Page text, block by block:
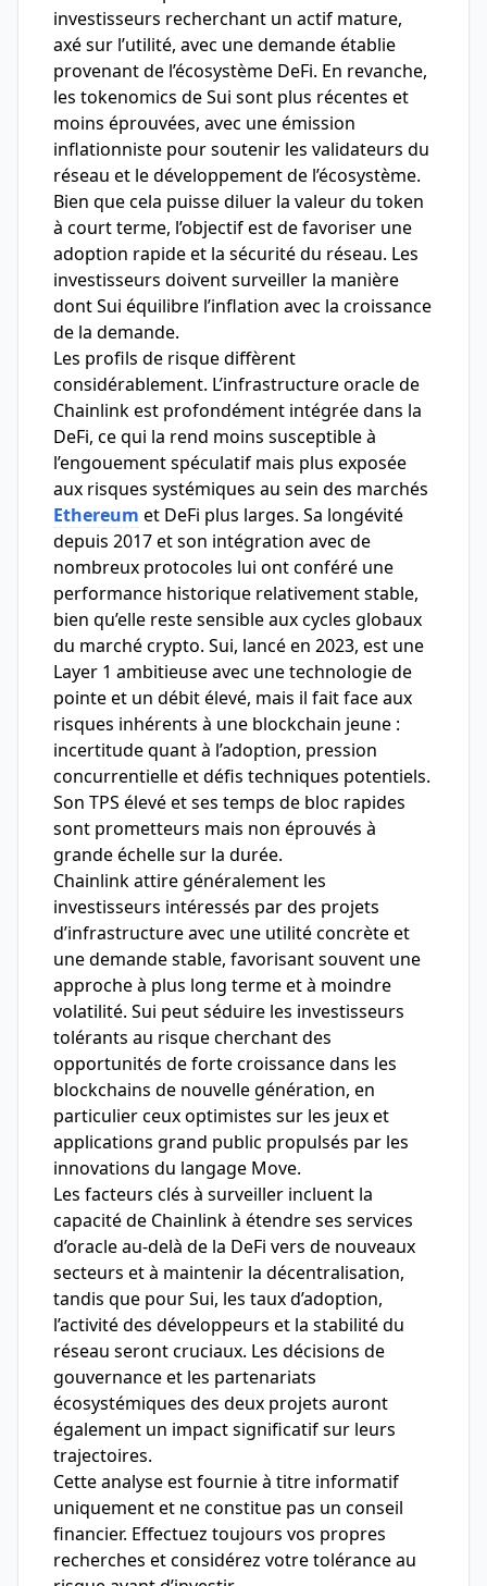
investisseurs recherchant un actif mature,
axé sur l’utilité, avec une demande établie
provenant de l’écosystème DeFi. En revanche,
les tokenomics de Sui sont plus récentes et
moins éprouvées, avec une émission
inflationniste pour soutenir les validateurs du
réseau et le développement de l’écosystème.
Bien que cela puisse diluer la valeur du token
à court terme, l’objectif est de favoriser une
adoption rapide et la sécurité du réseau. Les
investisseurs doivent surveiller la manière
dont Sui équilibre l’inflation avec la croissance
de la demande.
Les profils de risque diffèrent
considérablement. L’infrastructure oracle de
Chainlink est profondément intégrée dans la
DeFi, ce qui la rend moins susceptible à
l’engouement spéculatif mais plus exposée
aux risques systémiques au sein des marchés
Ethereum et DeFi plus larges. Sa longévité
depuis 2017 et son intégration avec de
nombreux protocoles lui ont conféré une
performance historique relativement stable,
bien qu’elle reste sensible aux cycles globaux
du marché crypto. Sui, lancé en 2023, est une
Layer 1 ambitieuse avec une technologie de
pointe et un débit élevé, mais il fait face aux
risques inhérents à une blockchain jeune :
incertitude quant à l’adoption, pression
concurrentielle et défis techniques potentiels.
Son TPS élevé et ses temps de bloc rapides
sont prometteurs mais non éprouvés à
grande échelle sur la durée.
Chainlink attire généralement les
investisseurs intéressés par des projets
d’infrastructure avec une utilité concrète et
une demande stable, favorisant souvent une
approche à plus long terme et à moindre
volatilité. Sui peut séduire les investisseurs
tolérants au risque cherchant des
opportunités de forte croissance dans les
blockchains de nouvelle génération, en
particulier ceux optimistes sur les jeux et
applications grand public propulsés par les
innovations du langage Move.
Les facteurs clés à surveiller incluent la
capacité de Chainlink à étendre ses services
d’oracle au-delà de la DeFi vers de nouveaux
secteurs et à maintenir la décentralisation,
tandis que pour Sui, les taux d’adoption,
l’activité des développeurs et la stabilité du
réseau seront cruciaux. Les décisions de
gouvernance et les partenariats
écosystémiques des deux projets auront
également un impact significatif sur leurs
trajectoires.
Cette analyse est fournie à titre informatif
uniquement et ne constitue pas un conseil
financier. Effectuez toujours vos propres
recherches et considérez votre tolérance au